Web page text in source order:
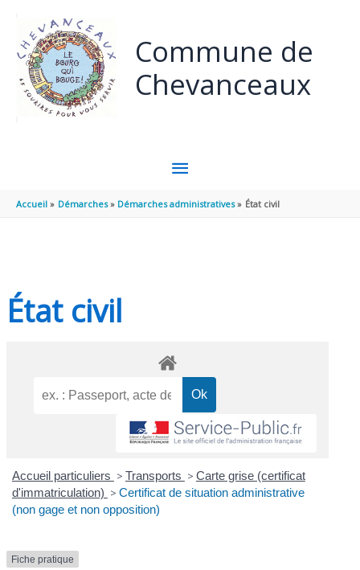
Commune de
Chevanceaux
MENU
PRINCIPAL
Accueil Démarches Démarches administratives État civil
État civil
Accueil particuliers > Transports > Carte grise (certificat
d'immatriculation) > Certificat de situation administrative
(non gage et non opposition)
Fiche pratique